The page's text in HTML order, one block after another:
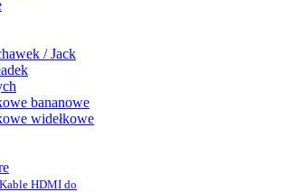
/ Jack
bananowe
widełkowe
Kable HDMI do